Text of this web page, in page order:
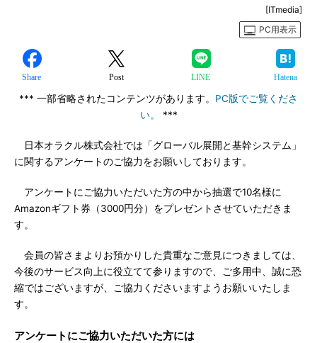
[ITmedia]
PC用表示
Share Post LINE Hatena
*** 一部省略されたコンテンツがあります。 PC版でご覧くださ
い。
***
日本オラクル株式会社では「グローバル展開と基幹システム」
に関するアンケートのご協力をお願いしております。
アンケートにご協力いただいた方の中から抽選で10名様に
Amazonギフト券（3000円分）をプレゼントさせていただきま
す。
会員の皆さまよりお預かりした貴重なご意見につきましては、
今後のサービス向上に役立てて参りますので、ご多用中、誠に恐
縮ではございますが、ご協力くださいますようお願いいたしま
す。
アンケートにご協力いただいた方には